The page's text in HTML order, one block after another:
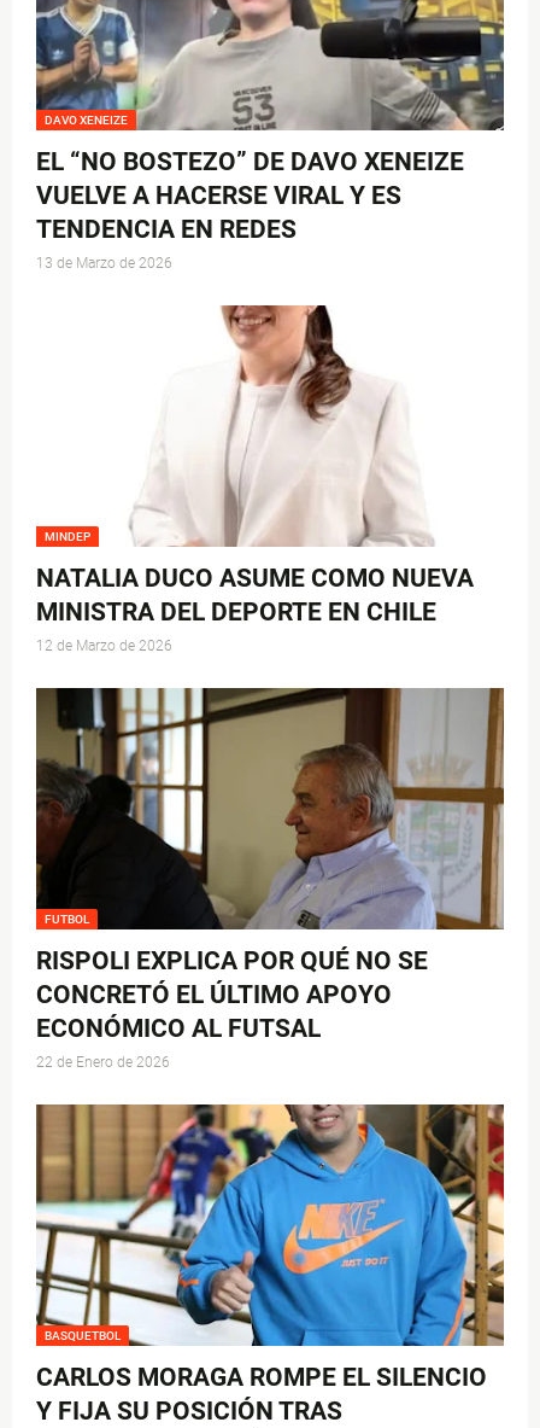
DAVO XENEIZE
EL “NO BOSTEZO” DE DAVO XENEIZE
VUELVE A HACERSE VIRAL Y ES
TENDENCIA EN REDES
13 de Marzo de 2026
MINDEP
NATALIA DUCO ASUME COMO NUEVA
MINISTRA DEL DEPORTE EN CHILE
12 de Marzo de 2026
FUTBOL
RISPOLI EXPLICA POR QUÉ NO SE
CONCRETÓ EL ÚLTIMO APOYO
ECONÓMICO AL FUTSAL
22 de Enero de 2026
BASQUETBOL
CARLOS MORAGA ROMPE EL SILENCIO
Y FIJA SU POSICIÓN TRAS